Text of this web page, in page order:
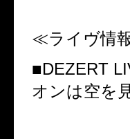
≪ライヴ情
■DEZERT
オンは空を